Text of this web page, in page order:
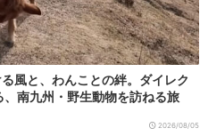
風と、わんことの絆。ダイレク
、南九州・野生動物を訪ねる旅
2026/08/05